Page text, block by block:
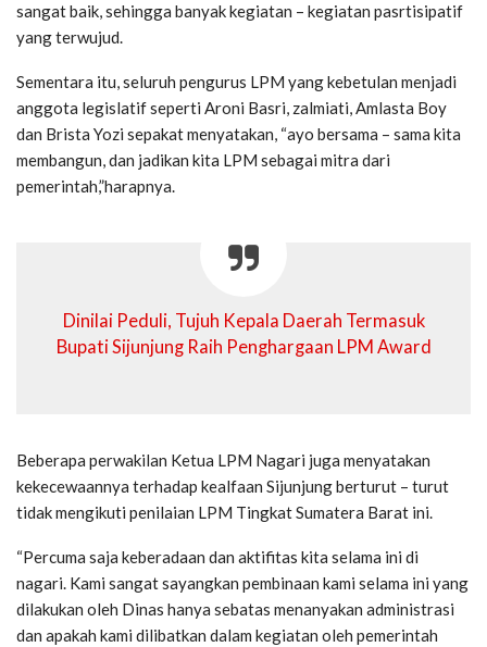
sangat baik, sehingga banyak kegiatan – kegiatan pasrtisipatif
yang terwujud.
Sementara itu, seluruh pengurus LPM yang kebetulan menjadi
anggota legislatif seperti Aroni Basri, zalmiati, Amlasta Boy
dan Brista Yozi sepakat menyatakan, “ayo bersama – sama kita
membangun, dan jadikan kita LPM sebagai mitra dari
pemerintah,”harapnya.
Dinilai Peduli, Tujuh Kepala Daerah Termasuk
Bupati Sijunjung Raih Penghargaan LPM Award
Beberapa perwakilan Ketua LPM Nagari juga menyatakan
kekecewaannya terhadap kealfaan Sijunjung berturut – turut
tidak mengikuti penilaian LPM Tingkat Sumatera Barat ini.
“Percuma saja keberadaan dan aktifitas kita selama ini di
nagari. Kami sangat sayangkan pembinaan kami selama ini yang
dilakukan oleh Dinas hanya sebatas menanyakan administrasi
dan apakah kami dilibatkan dalam kegiatan oleh pemerintah